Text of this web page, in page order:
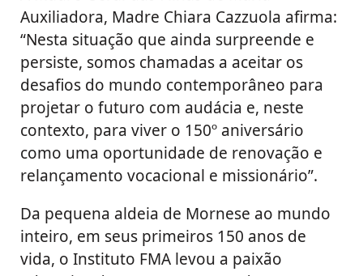
Auxiliadora, Madre Chiara Cazzuola afirma:
“Nesta situação que ainda surpreende e
persiste, somos chamadas a aceitar os
desafios do mundo contemporâneo para
projetar o futuro com audácia e, neste
contexto, para viver o 150º aniversário
como uma oportunidade de renovação e
relançamento vocacional e missionário”.
Da pequena aldeia de Mornese ao mundo
inteiro, em seus primeiros 150 anos de
vida, o Instituto FMA levou a paixão